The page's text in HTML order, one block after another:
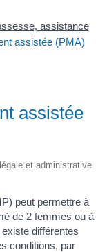
assistance
assistée (PMA)
assistée
et administrative
peut permettre à
de 2 femmes ou à
différentes
conditions, par